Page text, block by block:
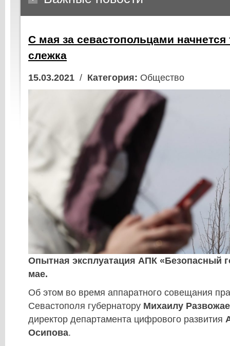
С мая за севастопольцами начнется
слежка
15.03.2021 / Категория: Общество
Опытная эксплуатация АПК «Безопасный
мае.
Об этом во время аппаратного совещания
Севастополя губернатору Михаилу
директор департамента цифрового развития
Осипова.